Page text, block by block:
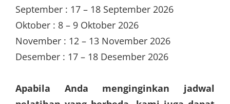
September : 17 – 18 September 2026
Oktober : 8 – 9 Oktober 2026
November : 12 – 13 November 2026
Desember : 17 – 18 Desember 2026
Apabila Anda menginginkan jadwal